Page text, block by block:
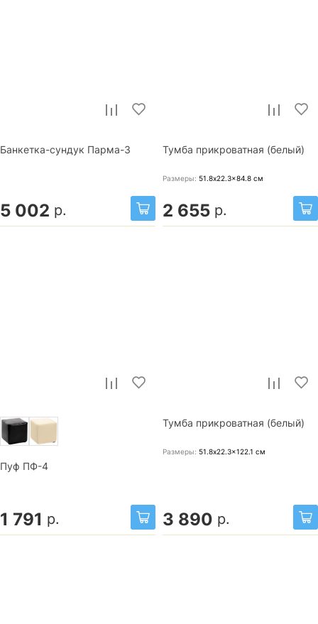
Банкетка-сундук Парма-3
5 002 р.
Тумба прикроватная (белый)
Размеры: 51.8x22.3x84.8 см
2 655 р.
Пуф ПФ-4
1 791 р.
Тумба прикроватная (белый)
Размеры: 51.8x22.3x122.1 см
3 890 р.